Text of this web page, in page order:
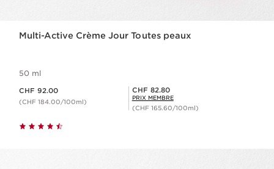
Multi-Active Crème Jour Toutes peaux
50 ml
CHF 92.00
(CHF 184.00/100ml)
Prix Sérénité CHF 82.80
CHF 82.80
PRIX MEMBRE
(CHF 165.60/100ml)